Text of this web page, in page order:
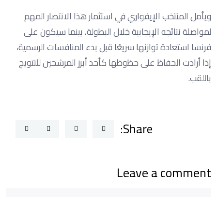
ويأمل المنتخب الإيفواري في استثمار هذا الانتصار المهم
لمواصلة نتائجه الإيجابية خلال البطولة، بينما سيكون على
فرنسا استعادة توازنها سريعًا قبل بدء المنافسات الرسمية،
إذا أرادت الحفاظ على حظوظها كأحد أبرز المرشحين للتتويج
باللقب.
Share:
Leave a comment